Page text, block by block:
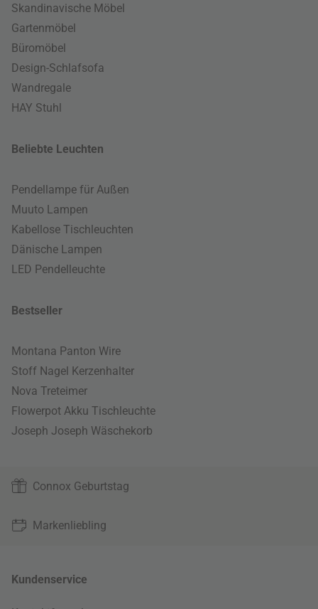
Skandinavische Möbel
Gartenmöbel
Büromöbel
Design-Schlafsofa
Wandregale
HAY Stuhl
Beliebte Leuchten
Pendellampe für Außen
Muuto Lampen
Kabellose Tischleuchten
Dänische Lampen
LED Pendelleuchte
Bestseller
Montana Panton Wire
Stoff Nagel Kerzenhalter
Nova Treteimer
Flowerpot Akku Tischleuchte
Joseph Joseph Wäschekorb
Connox Geburtstag
Markenliebling
Kundenservice